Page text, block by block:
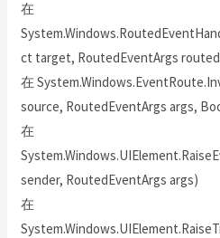
在
ct target, RoutedEventArgs
在
source, RoutedEventArgs args,
在
sender, RoutedEventArgs args)
在